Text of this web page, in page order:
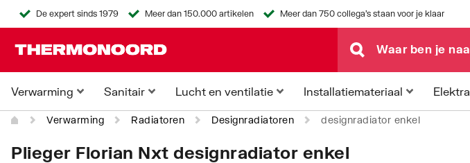
De expert sinds 1979 Meer dan 150.000 artikelen Meer dan 750 collega's staan voor je klaar
Verwarming Sanitair Lucht en ventilatie Installatiemateriaal Elektra
Verwarming Radiatoren Designradiatoren designradiator enkel
Plieger Florian Nxt designradiator enkel